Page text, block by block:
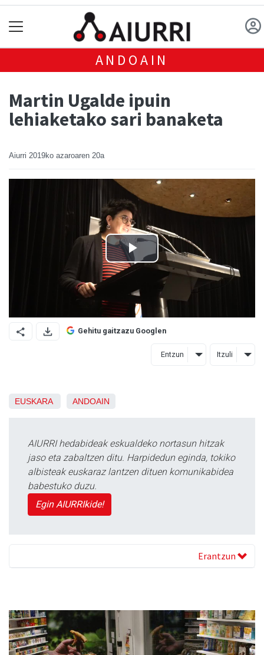
ANDOAIN
Martin Ugalde ipuin
lehiaketako sari banaketa
Aiurri 2019ko azaroaren 20a
Gehitu gaitzazu Googlen
Entzun Itzuli
EUSKARA ANDOAIN
AIURRI hedabideak eskualdeko nortasun hitzak
jaso eta zabaltzen ditu. Harpidedun eginda, tokiko
albisteak euskaraz lantzen dituen komunikabidea
babestuko duzu.
Egin AIURRIkide!
Erantzun